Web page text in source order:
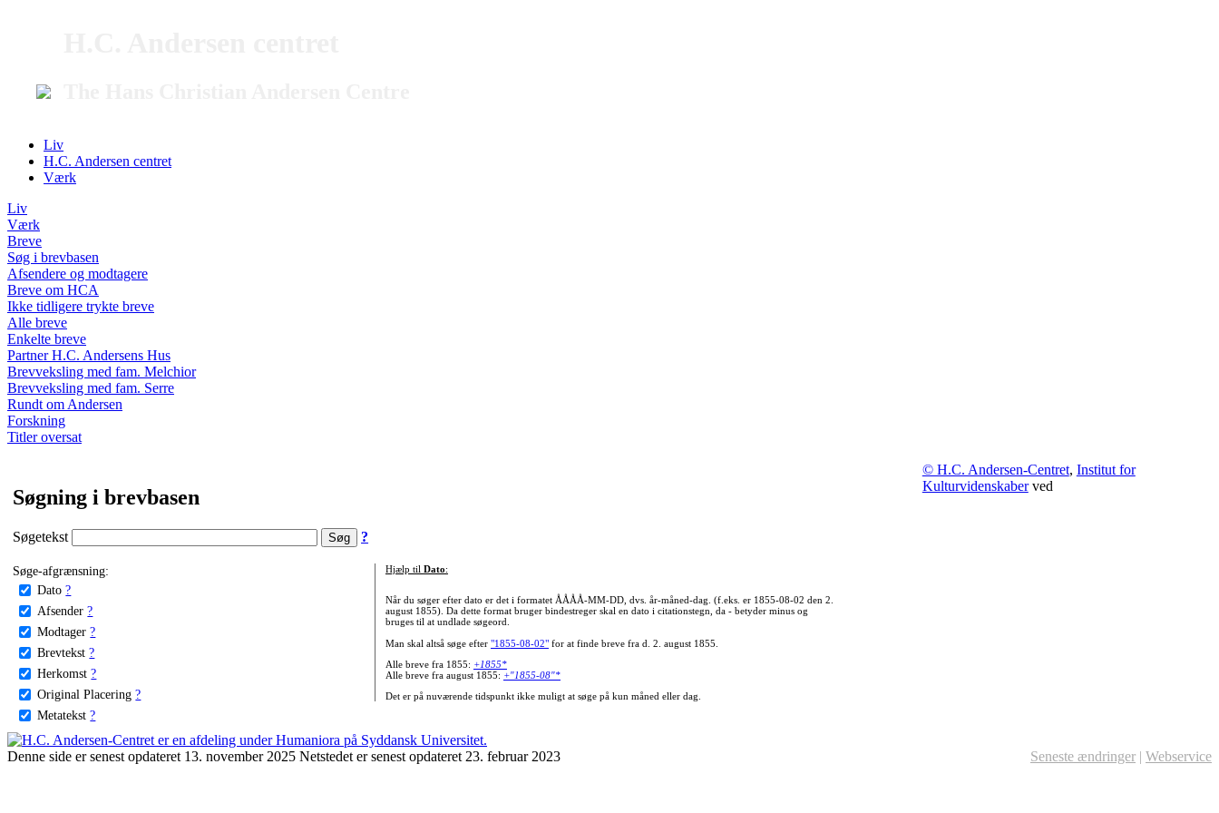
Liv
H.C. Andersen centret
Værk
Liv
Værk
Breve
Søg i brevbasen
Afsendere og modtagere
Breve om HCA
Ikke tidligere trykte breve
Alle breve
Enkelte breve
Partner H.C. Andersens Hus
Brevveksling med fam. Melchior
Brevveksling med fam. Serre
Rundt om Andersen
Forskning
Titler oversat
Søgning i brevbasen
Søgetekst ?
Søge-afgrænsning:
Dato ?
Afsender ?
Modtager ?
Brevtekst ?
Herkomst ?
Original Placering ?
Metatekst ?
Hjælp til Dato:
Når du søger efter dato er det i formatet ÅÅÅÅ-MM-DD, dvs. år-måned-dag. (f.eks. er 1855-08-02 den 2.
august 1855). Da dette format bruger bindestreger skal en dato i citationstegn, da - betyder minus og
bruges til at undlade søgeord.
Man skal altså søge efter "1855-08-02"for at finde breve fra d. 2. august 1855.
Alle breve fra 1855: +1855*
Alle breve fra august 1855: +"1855-08"*
Det er på nuværende tidspunkt ikke muligt at søge på kun måned eller dag.
© H.C. Andersen-Centret, Institut for
Kulturvidenskaberved
Denne side er senest opdateret 13. november 2025 Netstedet er senest opdateret 23. februar 2023 Seneste ændringer | Webservice